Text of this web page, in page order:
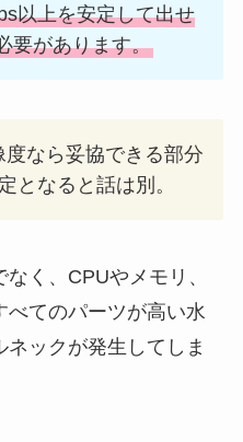
以上を安定して出せ
要があります。
度なら妥協できる部分
となると話は別。
く、CPUやメモリ、
べてのパーツが高い水
ックが発生してしま